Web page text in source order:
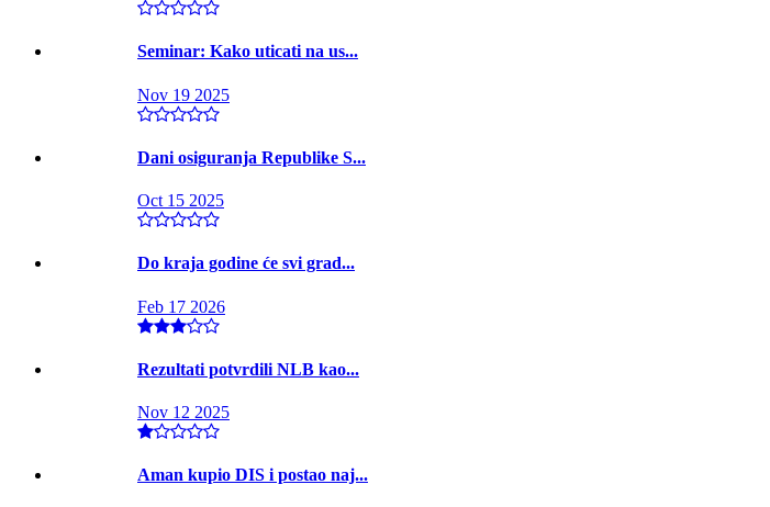
Seminar: Kako uticati na us...
Nov 19 2025
Dani osiguranja Republike S...
Oct 15 2025
Do kraja godine će svi grad...
Feb 17 2026
Rezultati potvrdili NLB kao...
Nov 12 2025
Aman kupio DIS i postao naj...